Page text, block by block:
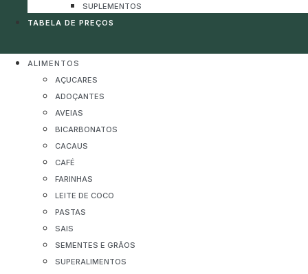
SUPLEMENTOS
TABELA DE PREÇOS
ALIMENTOS
AÇUCARES
ADOÇANTES
AVEIAS
BICARBONATOS
CACAUS
CAFÉ
FARINHAS
LEITE DE COCO
PASTAS
SAIS
SEMENTES E GRÃOS
SUPERALIMENTOS